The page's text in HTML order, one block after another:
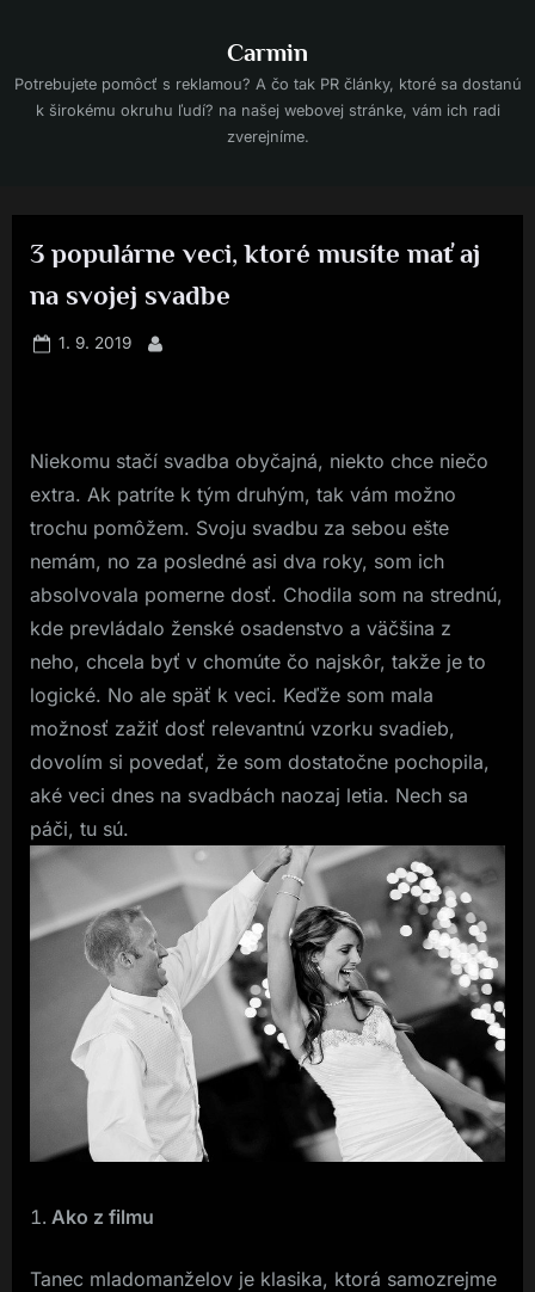
content
Carmin
Potrebujete pomôcť s reklamou? A čo tak PR články, ktoré sa dostanú
k širokému okruhu ľudí? na našej webovej stránke, vám ich radi
zverejníme.
3 populárne veci, ktoré musíte mať aj
na svojej svadbe
Posted
1. 9. 2019
Niekomu stačí svadba obyčajná, niekto chce niečo
extra. Ak patríte k tým druhým, tak vám možno
trochu pomôžem. Svoju svadbu za sebou ešte
nemám, no za posledné asi dva roky, som ich
absolvovala pomerne dosť. Chodila som na strednú,
kde prevládalo ženské osadenstvo a väčšina z
neho, chcela byť v chomúte čo najskôr, takže je to
logické. No ale späť k veci. Keďže som mala
možnosť zažiť dosť relevantnú vzorku svadieb,
dovolím si povedať, že som dostatočne pochopila,
aké veci dnes na svadbách naozaj letia. Nech sa
páči, tu sú.
Ako z filmu
Tanec mladomanželov je klasika, ktorá samozrejme